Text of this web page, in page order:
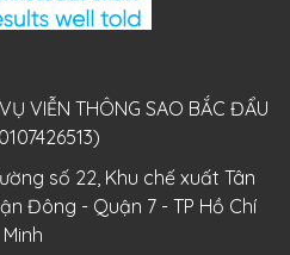
VIỄN THÔNG SAO BẮC ĐẨU
số 22, Khu chế xuất Tân
Đông - Quận 7 - TP Hồ Chí
Minh